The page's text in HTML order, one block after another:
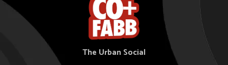
The Urban Social